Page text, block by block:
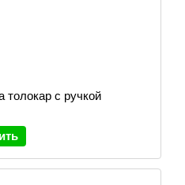
толокар с ручкой